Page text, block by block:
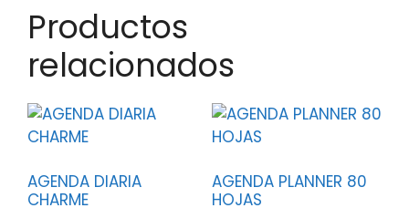
Productos
relacionados
AGENDA DIARIA
CHARME
AGENDA PLANNER 80
HOJAS